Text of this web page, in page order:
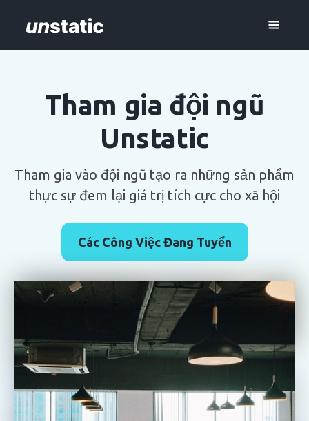
Tham gia đội ngũ
Unstatic
Tham gia vào đội ngũ tạo ra những sản phẩm
thực sự đem lại giá trị tích cực cho xã hội
Các Công Việc Đang Tuyển